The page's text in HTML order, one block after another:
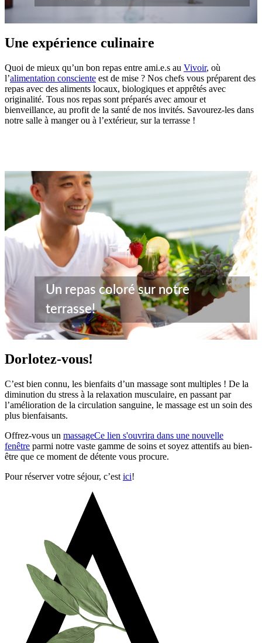
Une expérience culinaire
Quoi de mieux qu’un bon repas entre ami.e.s au Vivoir, où
l’alimentation consciente est de mise ? Nos chefs vous préparent des
repas avec des aliments locaux, biologiques et apprêtés avec
originalité. Tous nos repas sont préparés avec amour et
bienveillance, au profit de la santé de nos invités. Savourez-les dans
notre salle à manger ou à l’extérieur, sur la terrasse !
Un repas coloré sur notre
terrasse!
Dorlotez-vous!
C’est bien connu, les bienfaits d’un massage sont multiples ! De la
diminution du stress à la relaxation musculaire, en passant par
l’amélioration de la circulation sanguine, le massage est un soin des
plus bienfaisants.
Offrez-vous un massageCe lien s'ouvrira dans une nouvelle
fenêtre parmi notre vaste gamme de soins et soyez attentifs au bien-
être que ce moment de détente vous procure.
Pour réserver votre séjour, c’est ici!